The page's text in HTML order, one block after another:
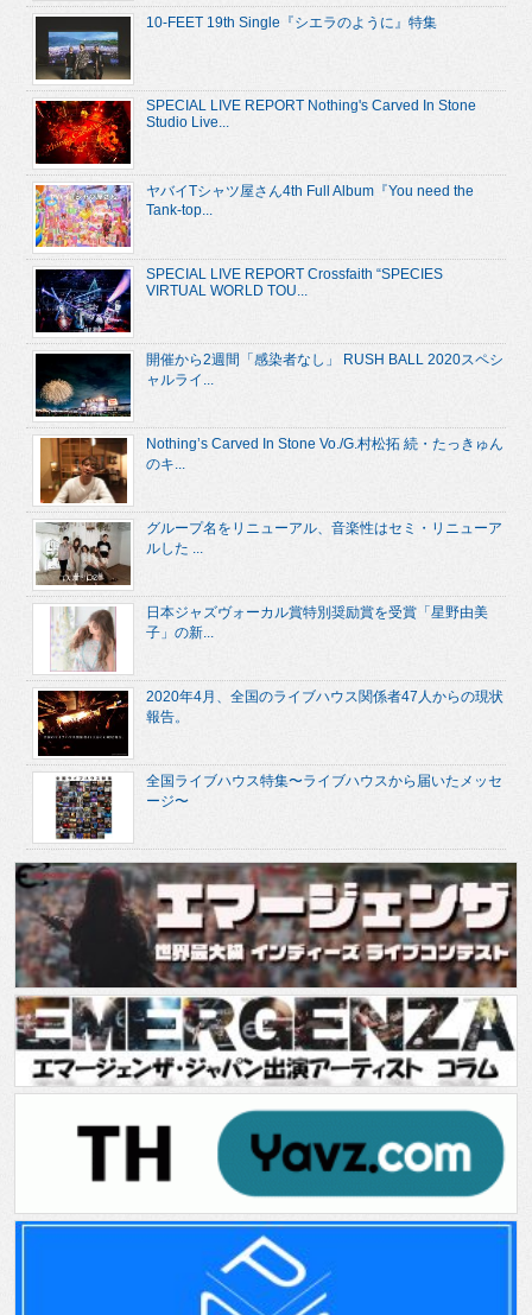
10-FEET 19th Single『シエラのように』特集
SPECIAL LIVE REPORT Nothing's Carved In Stone
Studio Live...
ヤバイTシャツ屋さん4th Full Album『You need the
Tank-top...
SPECIAL LIVE REPORT Crossfaith “SPECIES
VIRTUAL WORLD TOU...
開催から2週間「感染者なし」 RUSH BALL 2020スペシ
ャルライ...
Nothing’s Carved In Stone Vo./G.村松拓 続・たっきゅん
のキ...
グループ名をリニューアル、音楽性はセミ・リニューア
ルした ...
日本ジャズヴォーカル賞特別奨励賞を受賞「星野由美
子」の新...
2020年4月、全国のライブハウス関係者47人からの現状
報告。
全国ライブハウス特集〜ライブハウスから届いたメッセ
ージ〜